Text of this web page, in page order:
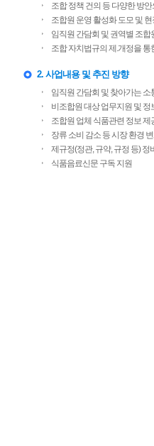
조합 정책 건의 등 다양한 방
조합원 운영 활성화 도모 및
임직원 간담회 및 권역별 조
조합 자치법규의 제.개정을 통
2. 사업내용 및 추진 방향
임직원 간담회 및 찾아가는 소
비조합원 대상 업무지원 및
조합원 업체 식품관련 정보 제
장류 소비 감소 등 시장 환경
제규정(정관, 규약, 규정 등)
식품음료신문 구독 지원